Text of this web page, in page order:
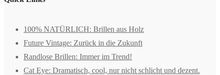
100% NATÜRLICH: Brillen aus Holz
Future Vintage: Zurück in die Zukunft
Randlose Brillen: Immer im Trend!
Cat Eye: Dramatisch, cool, nur nicht schlicht und dezent.